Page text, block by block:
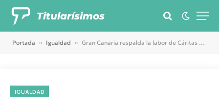
Titularísimos
Portada » Igualdad » Gran Canaria respalda la labor de Cáritas de alojamiento, inserción, “dignidad y esperanza” de las personas sin hogar con 112.000 euros en 2025
IGUALDAD